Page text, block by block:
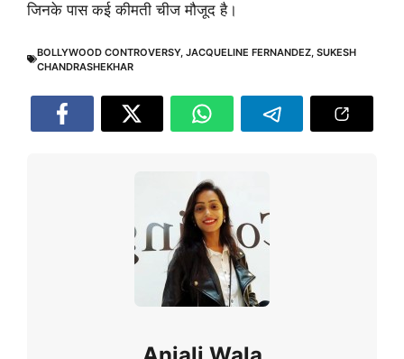
जिनके पास कई कीमती चीज मौजूद है।
BOLLYWOOD CONTROVERSY, JACQUELINE FERNANDEZ SUKESH
CHANDRASHEKHAR